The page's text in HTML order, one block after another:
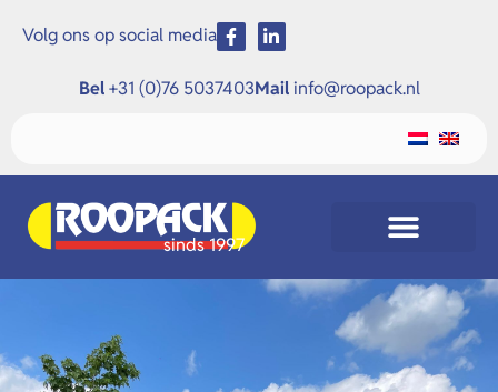
Volg ons op social media
Bel+31 (0)76 5037403Mailinfo@roopack.nl
sinds 1997